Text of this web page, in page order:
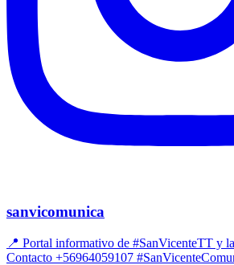
sanvicomunica
📍 Portal informativo de #SanVicenteTT y
Contacto +56964059107